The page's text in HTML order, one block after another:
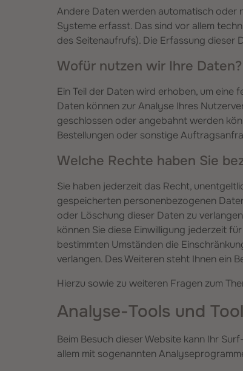
Andere Daten werden automatisch oder
Systeme erfasst. Das sind vor allem
des Seitenaufrufs). Die Erfassung
Wofür nutzen wir Ihre Daten?
Ein Teil der Daten wird erhoben, um
Daten können zur Analyse Ihres
geschlossen oder angebahnt werden
Bestellungen oder sonstige
Welche Rechte haben Sie
Sie haben jederzeit das Recht,
gespeicherten personenbezogenen
oder Löschung dieser Daten zu
können Sie diese Einwilligung jederzeit
bestimmten Umständen die
verlangen. Des Weiteren steht Ihnen ein
Hierzu sowie zu weiteren Fragen zum
Analyse-Tools und
Beim Besuch dieser Website kann Ihr
allem mit sogenannten